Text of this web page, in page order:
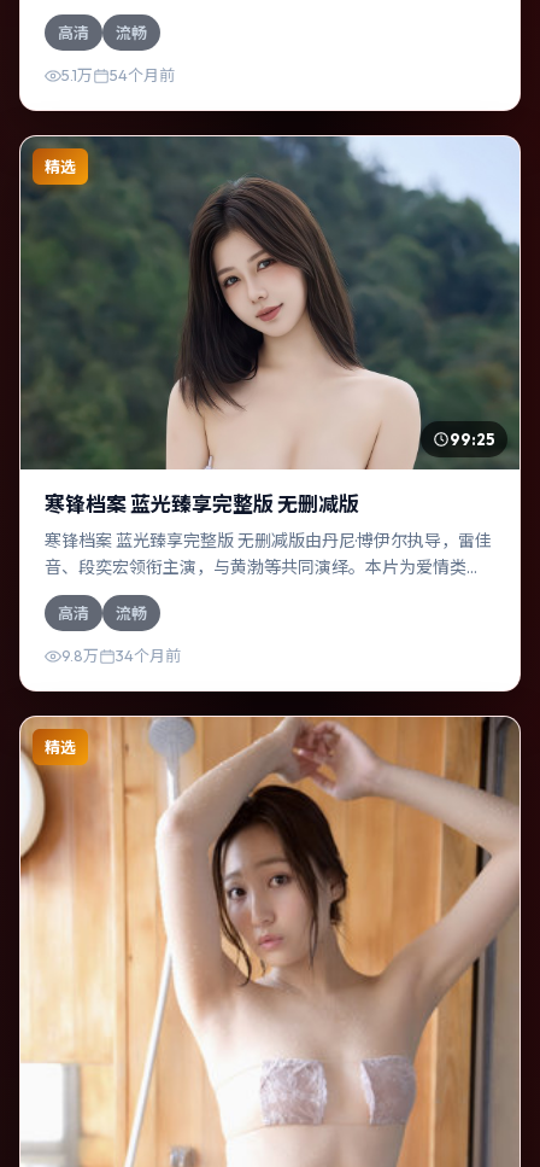
围绕一次意外选择展开连锁反应；配乐与色彩高度服务于主
题，结尾留白耐人寻味。
高清 流畅
5.1万 54个月前
精选
99:25
寒锋档案 蓝光臻享完整版 无删减版
寒锋档案 蓝光臻享完整版 无删减版由丹尼·博伊尔执导，雷佳
音、段奕宏领衔主演，与黄渤等共同演绎。本片为爱情类
型，主要班底与取景来自法国。人工智能介入司法审判，人
性边界遭遇拷问。影片整体气质浓烈，节奏紧凑，人物动机
清晰，适合喜欢强情节与细腻表演的观众。
高清 流畅
9.8万 34个月前
精选